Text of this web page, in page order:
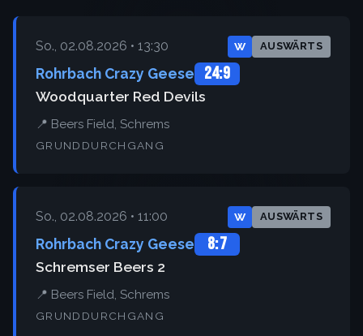
So., 02.08.2026 • 13:30 W AUSWÄRTS
Rohrbach Crazy Geese 24:9
Woodquarter Red Devils
📍 Beers Field, Schrems
GRUNDDURCHGANG
So., 02.08.2026 • 11:00 W AUSWÄRTS
Rohrbach Crazy Geese 8:7
Schremser Beers 2
📍 Beers Field, Schrems
GRUNDDURCHGANG